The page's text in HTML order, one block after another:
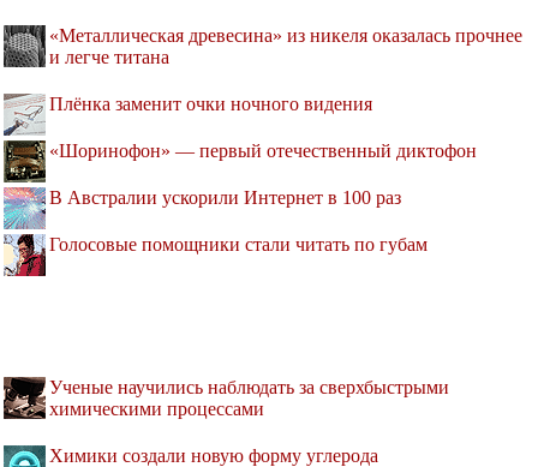
«Металлическая древесина» из никеля оказалась прочнее
и легче титана
Плёнка заменит очки ночного видения
«Шоринофон» — первый отечественный диктофон
В Австралии ускорили Интернет в 100 раз
Голосовые помощники стали читать по губам
Ученые научились наблюдать за сверхбыстрыми
химическими процессами
Химики создали новую форму углерода